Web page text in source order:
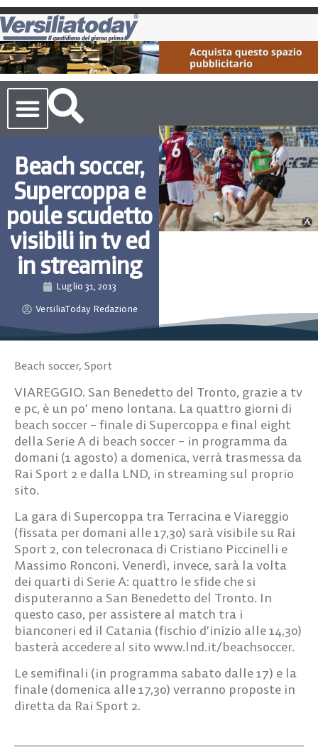
Beach soccer,
Supercoppa e
poule scudetto
visibili in tv ed
in streaming
Luglio 31, 2013
VersiliaToday Redazione
Beach soccer, Sport
VIAREGGIO. San Benedetto del Tronto, grazie a tv
e pc, è un po’ meno lontana. La quattro giorni di
beach soccer – finale di Supercoppa e final eight
della Serie A di beach soccer – in programma da
domani (1 agosto) a domenica, verrà trasmessa da
Rai Sport 2 e dalla LND, in streaming sul proprio
sito.
La gara di Supercoppa tra Terracina e Viareggio
(fissata per domani alle 17,30) sarà visibile su Rai
Sport 2, con telecronaca di Cristiano Piccinelli e
Massimo Ronconi. Venerdì, invece, sarà la volta
dei quarti di Serie A: quattro le sfide che si
disputeranno a San Benedetto del Tronto. In
questo caso, per assistere al match tra i
bianconeri ed il Catania (fischio d’inizio alle 14,30)
basterà accedere al sito www.lnd.it/beachsoccer.
Le semifinali (in programma sabato dalle 17) e la
finale (domenica alle 17,30) verranno proposte in
diretta da Rai Sport 2.